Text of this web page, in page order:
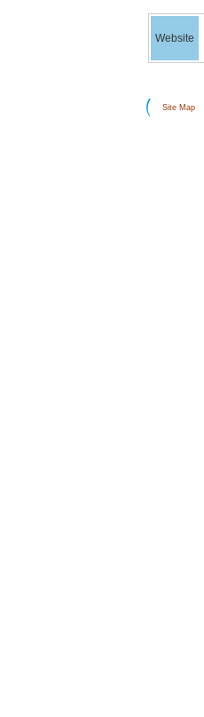
Website
Site Map